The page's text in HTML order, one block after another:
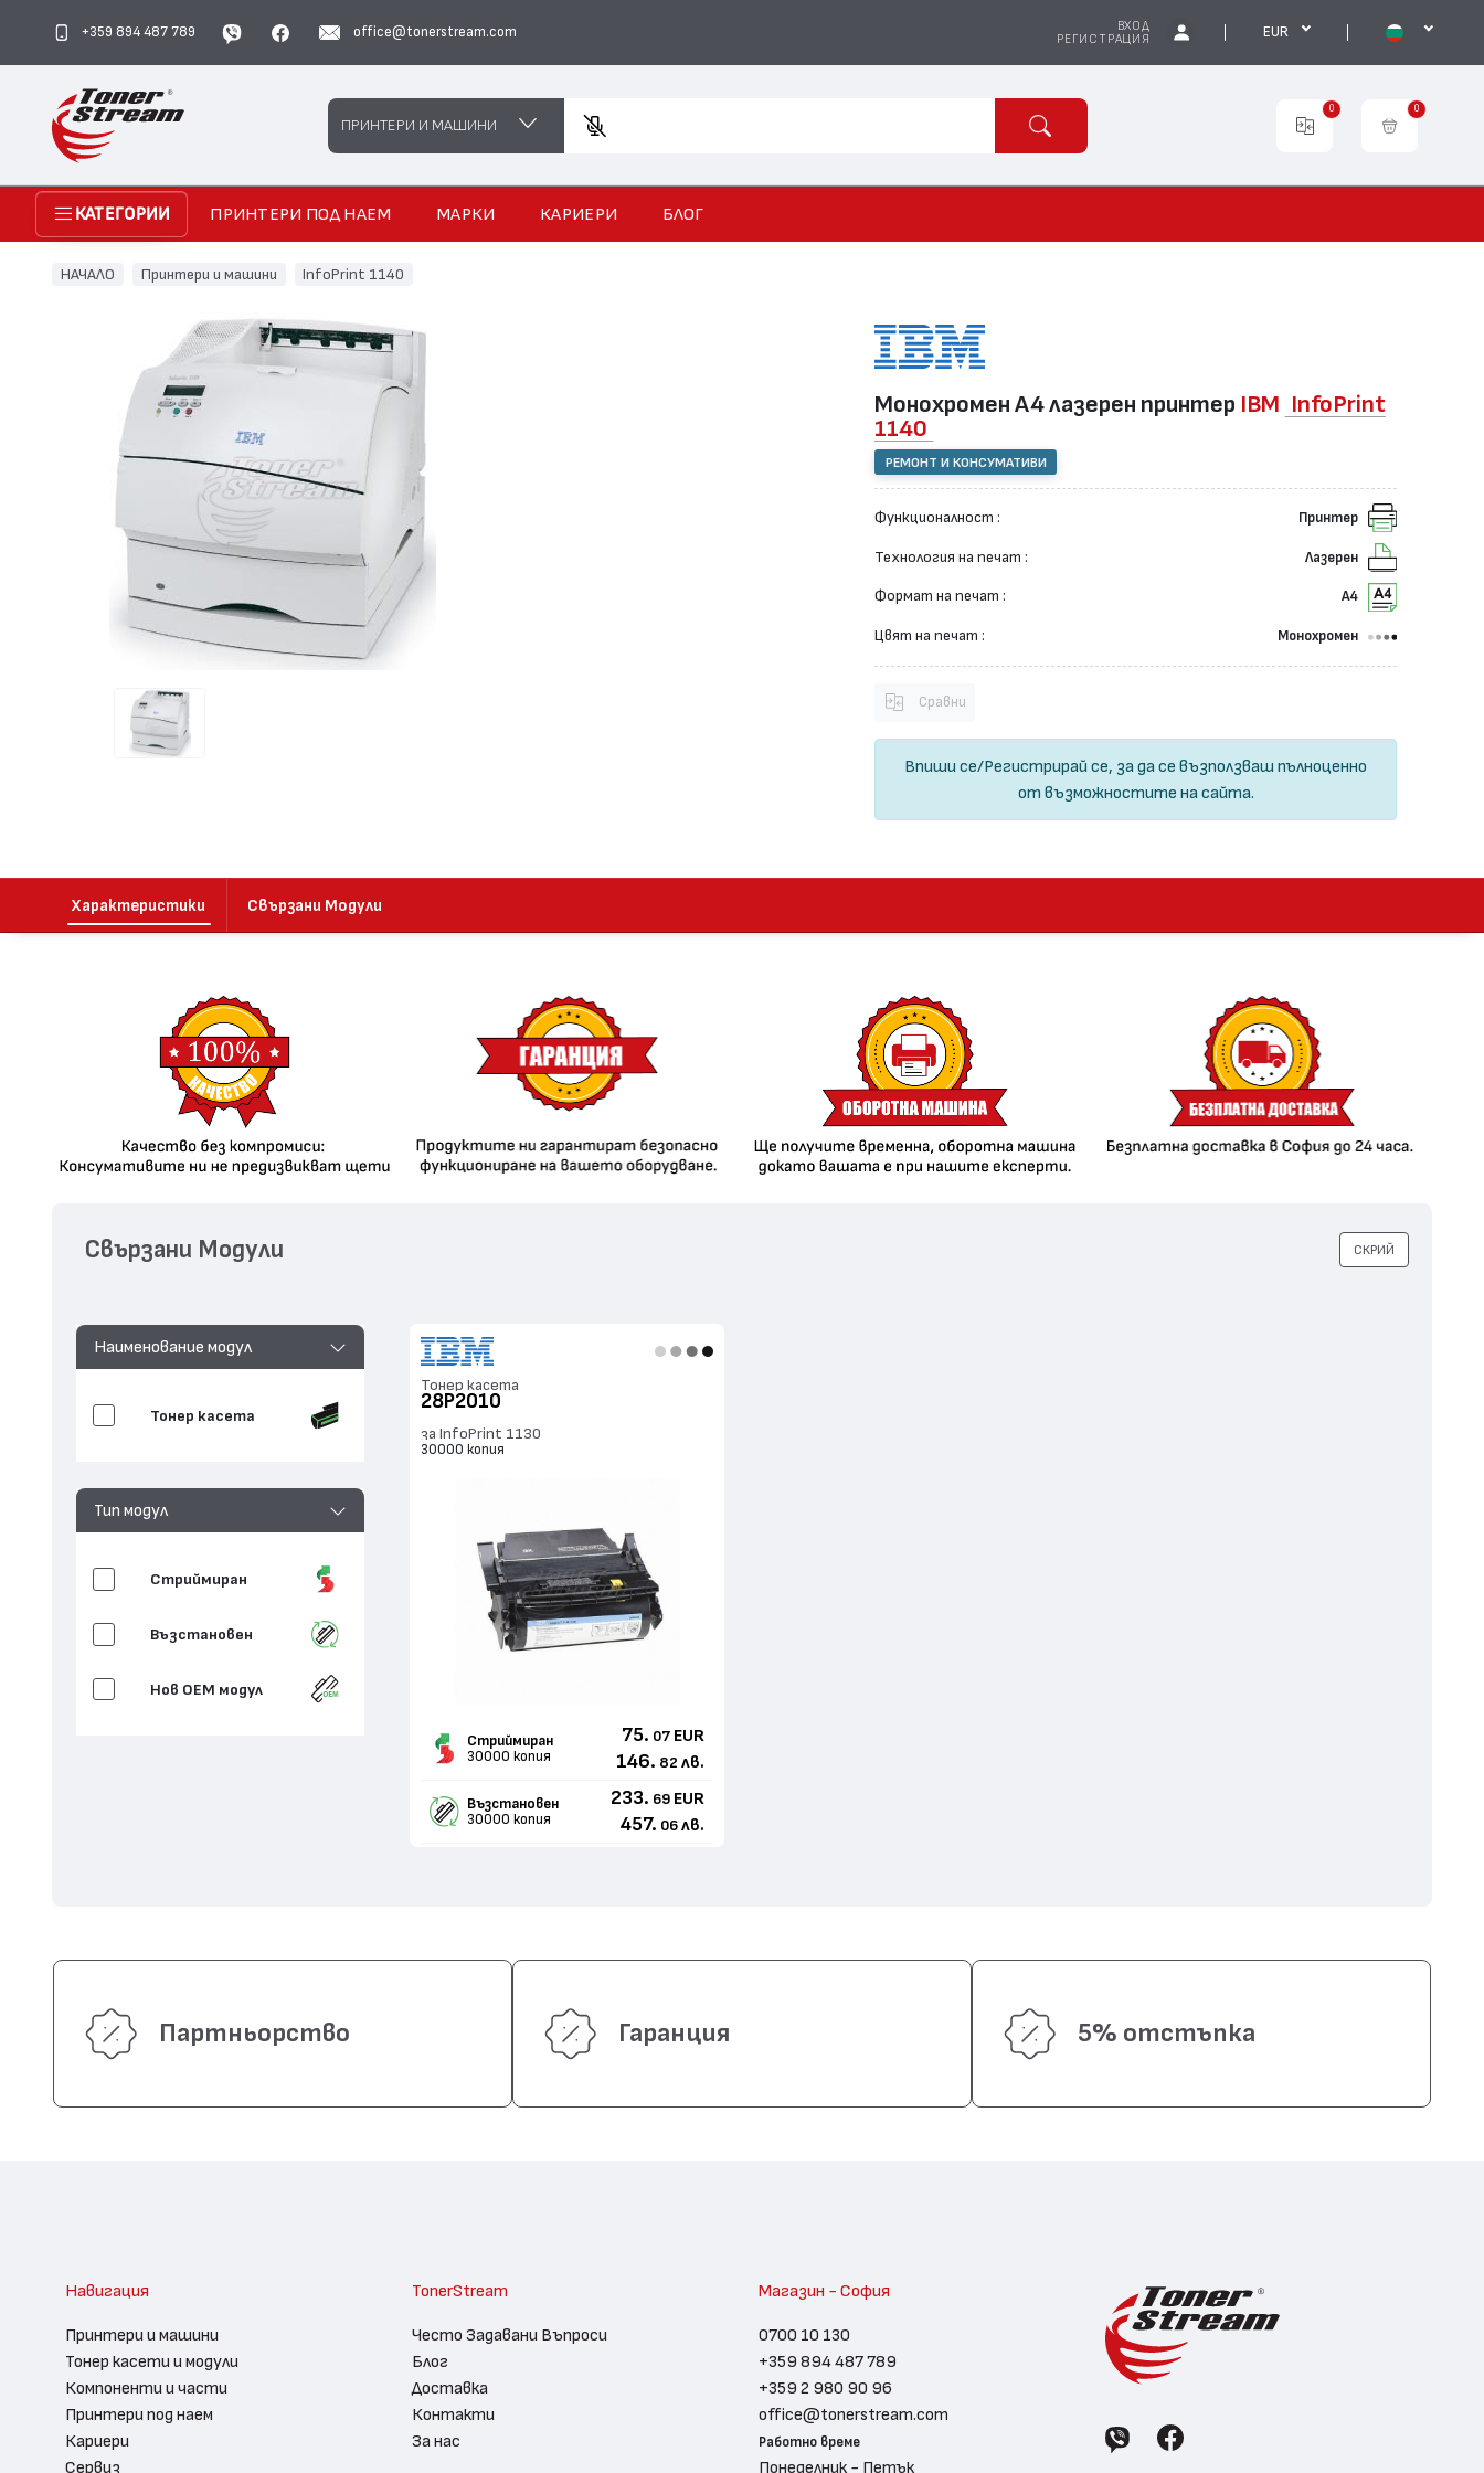
ВХОД
РЕГИСТРАЦИЯ
EUR
+359 894 487 789 office@tonerstream.com
Search
ПРИНТЕРИ И МАШИНИ
0 0
КАТЕГОРИИ ПРИНТЕРИ ПОД НАЕМ МАРКИ КАРИЕРИ БЛОГ
НАЧАЛО Принтери и машини InfoPrint 1140
Монохромен А4 лазерен принтер IBM InfoPrint
1140
РЕМОНТ И КОНСУМАТИВИ
Функционалност : Принтер
Технология на печат : Лазерен
Формат на печат : А4
Цвят на печат : Монохромен
Сравни
Впиши се/Регистрирай се, за да се възползваш пълноценно
от възможностите на сайта.
Характеристики Свързани Модули
Наименование модул
Тонер касета
Тип модул
Стриймиран
Възстановен
Нов ОЕМ модул
Тонер касета
28P2010
за InfoPrint 1130
30000 копия
Стриймиран
30000 копия
75. 07 EUR
146. 82 лв.
Възстановен
30000 копия
233. 69 EUR
457. 06 лв.
Свързани Модули СКРИЙ
Партньорство Гаранция 5% отстъпка
Навигация
Принтери и машини
Тонер касети и модули
Компоненти и части
Принтери под наем
Кариери
Сервиз
TonerStream
Често Задавани Въпроси
Блог
Доставка
Контакти
За нас
Магазин - София
0700 10 130
+359 894 487 789
+359 2 980 90 96
office@tonerstream.com
Работно време
Понеделник - Петък